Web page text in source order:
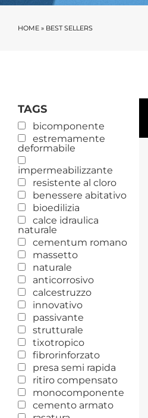
HOME » BEST SELLERS
TAGS
bicomponente
estremamente
deformabile
impermeabilizzante
resistente al cloro
benessere abitativo
bioedilizia
calce idraulica
naturale
cementum romano
massetto
naturale
anticorrosivo
calcestruzzo
innovativo
passivante
strutturale
tixotropico
fibrorinforzato
presa semi rapida
ritiro compensato
monocomponente
cemento armato